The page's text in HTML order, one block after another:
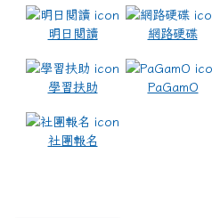
明日閱讀 網路硬碟
學習扶助 PaGamO
社團報名